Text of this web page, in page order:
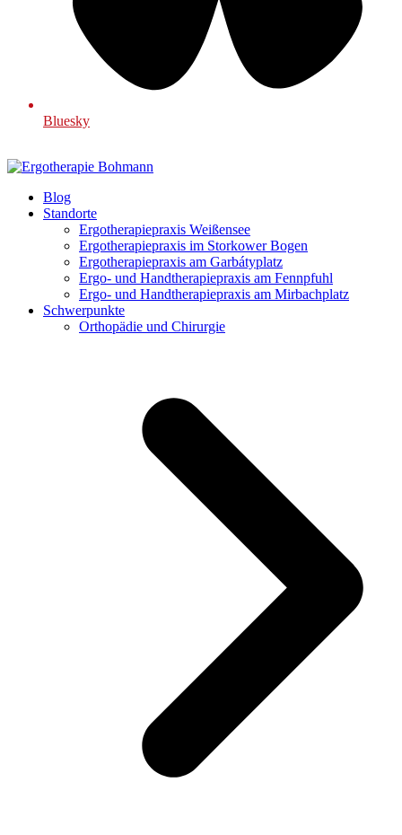
Bluesky
Blog
Standorte
Ergotherapiepraxis Weißensee
Ergotherapiepraxis im Storkower Bogen
Ergotherapiepraxis am Garbátyplatz
Ergo- und Handtherapiepraxis am Fennpfuhl
Ergo- und Handtherapiepraxis am Mirbachplatz
Schwerpunkte
Orthopädie und Chirurgie